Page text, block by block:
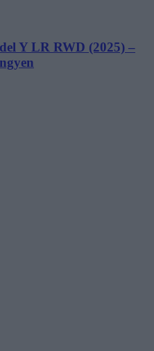
Y LR RWD (2025) –